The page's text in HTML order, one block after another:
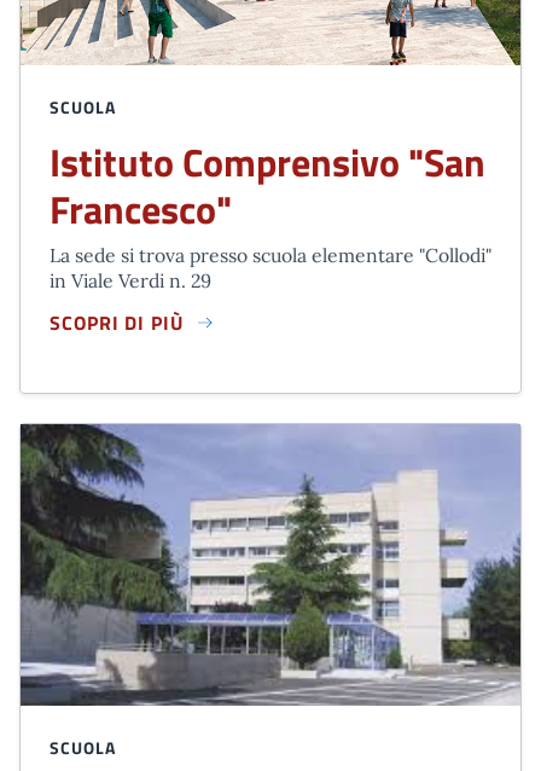
SCUOLA
Istituto Comprensivo "San
Francesco"
La sede si trova presso scuola elementare "Collodi"
in Viale Verdi n. 29
SCOPRI DI PIÙ
ISTITUTO COMPRENSIVO "SAN FRANCESCO"
SCUOLA